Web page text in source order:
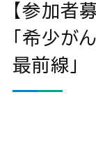
【参加者
「希少が
最前線」